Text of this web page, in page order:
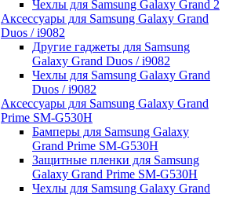
Чехлы для Samsung Galaxy Grand 2
Аксессуары для Samsung Galaxy Grand
Duos / i9082
Другие гаджеты для Samsung
Galaxy Grand Duos / i9082
Чехлы для Samsung Galaxy Grand
Duos / i9082
Аксессуары для Samsung Galaxy Grand
Prime SM-G530H
Бамперы для Samsung Galaxy
Grand Prime SM-G530H
Защитные пленки для Samsung
Galaxy Grand Prime SM-G530H
Чехлы для Samsung Galaxy Grand